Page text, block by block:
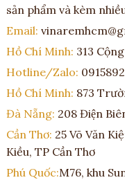
sản phẩm và kèm
Email:
Hồ Chí Minh: 313
Hotline/Zalo:
Hồ Chí Minh: 873
Đà Nẵng: 208 Điện
Cần Thơ: 25 Võ Văn
Kiều, TP Cần Thơ
Phú Quốc:M76, khu